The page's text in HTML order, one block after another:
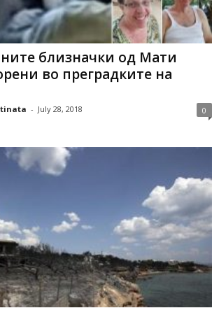
близначки од Мати
во преградките на
- July 28, 2018 0